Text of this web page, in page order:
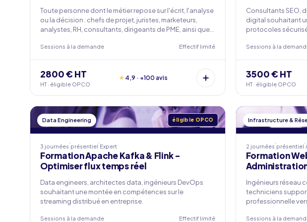
Toute personne dont le métier repose sur l'écrit, l'analyse
ou la décision : chefs de projet, juristes, marketeurs,
analystes, RH, consultants, dirigeants de PME, ainsi que
avant d'aller plus loin. Aucune compétence en
Sessions à la demande Effectif limité
2800 € HT
HT · éligible OPCO
★ 4,9 · +100 avis
Consultants SEO,
digital souhaitant
protocoles
Sessions à la
3500 € HT
HT · éligible OPCO
Data Engineering éligible OPCO
3 journées présentiel Expert
Formation Apache Kafka & Flink -
Optimiser flux temps réel
Data engineers, architectes data, ingénieurs DevOps
souhaitant une montée en compétences sur le
streaming distribué en entreprise.
Sessions à la demande Effectif limité
Infrastructure &
2 journées présentiel
Formation
Ingénieurs réseau
techniciens
professionnelle
Sessions à la